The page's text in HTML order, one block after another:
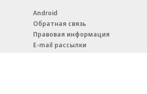
Android
Обратная связь
Правовая информация
E-mail рассылки